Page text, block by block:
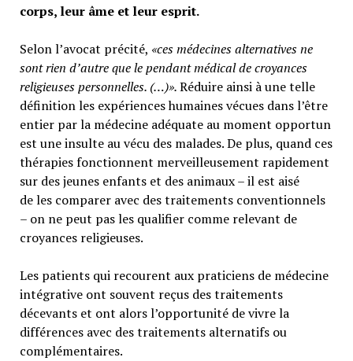
corps, leur âme et leur esprit.
Selon l’avocat précité, «ces médecines alternatives ne
sont rien d’autre que le pendant médical de croyances
religieuses personnelles. (…)».Réduire ainsi à une telle
définition les expériences humaines vécues dans l’être
entier par la médecine adéquate au moment opportun
est une insulte au vécu des malades. De plus, quand ces
thérapies fonctionnent merveilleusement rapidement
sur des jeunes enfants et des animaux – il est aisé
de les comparer avec des traitements conventionnels
– on ne peut pas les qualifier comme relevant de
croyances religieuses.
Les patients qui recourent aux praticiens de médecine
intégrative ont souvent reçus des traitements
décevants et ont alors l’opportunité de vivre la
différences avec des traitements alternatifs ou
complémentaires.